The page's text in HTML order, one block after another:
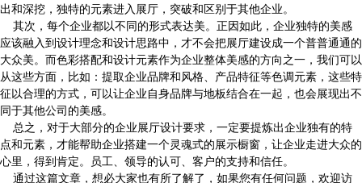
出和深挖，独特的元素进入展厅，突破和区别于其他企业。
其次，每个企业都以不同的形式表达美。正因如此，企业独特的美感
应该融入到设计理念和设计思路中，才不会把展厅建设成一个普普通通的
大众美。而色彩搭配和设计元素作为企业整体美感的方向之一，我们可以
从这些方面，比如：提取企业品牌和风格、产品特征等色调元素，这些特
征以合理的方式，可以让企业自身品牌与地板结合在一起，也会展现出不
同于其他公司的美感。
总之，对于大部分的企业展厅设计要求，一定要提炼出企业独有的特
点和元素，才能帮助企业搭建一个灵魂式的展示橱窗，让企业走进大众的
心里，得到肯定。员工、领导的认可、客户的支持和信任。
通过这篇文章，想必大家也有所了解了，如果您有任何问题，欢迎访